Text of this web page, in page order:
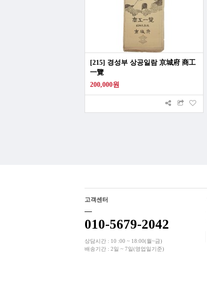
[215] 경성부 상공일람 京城府 商工
一覽
200,000원
고객센터
010-5679-2042
상담시간 : 10 :00 ~ 18:00(월~금)
배송기간 : 2일 ~ 7일(영업일기준)